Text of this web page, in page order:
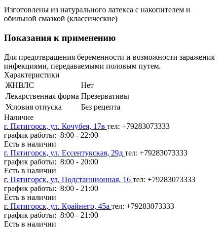
Изготовлены из натурального латекса с накопителем и
обильной смазкой (классические)
Показания к применению
Для предотвращения беременности и возможности заражения
инфекциями, передаваемыми половым путем.
Характеристики
ЖНВЛС
Нет
Лекарственная форма Презервативы
Условия отпуска
Без рецепта
Наличие
г. Пятигорск, ул. Кочубея, 17в тел: +79283073333
график работы: 8:00 - 22:00
Есть в наличии
г. Пятигорск, ул. Ессентукская, 29д тел: +79283073333
график работы: 8:00 - 20:00
Есть в наличии
г. Пятигорск, ул. Подстанционная, 16 тел: +79283073333
график работы: 8:00 - 21:00
Есть в наличии
г. Пятигорск, ул. Крайнего, 45а тел: +79283073333
график работы: 8:00 - 21:00
Есть в наличии